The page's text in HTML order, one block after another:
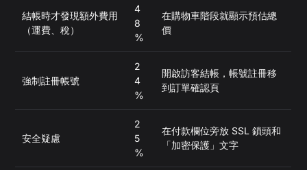
結帳時才發現額外費用
（運費、稅）
4
8
%
在購物車階段就顯示預估總
價
強制註冊帳號
2
4
%
開啟訪客結帳，帳號註冊移
到訂單確認頁
安全疑慮
2
5
%
在付款欄位旁放 SSL 鎖頭和
「加密保護」文字